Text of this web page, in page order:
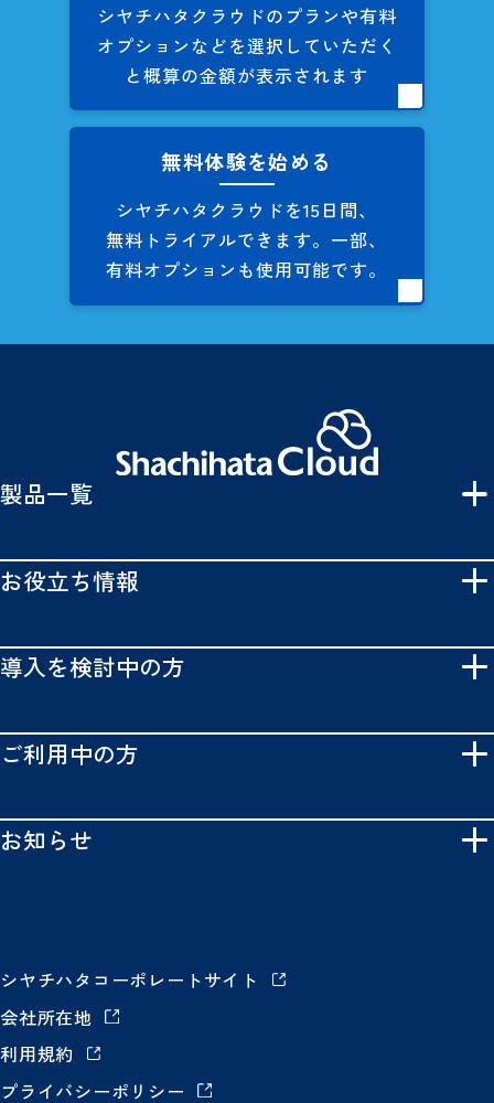
シヤチハタクラウドのプランや有料
オプションなどを選択していただく
と概算の金額が表示されます
無料体験を始める
シヤチハタクラウドを15日間、
無料トライアルできます。 一部、
有料オプションも使用可能です。
製品一覧
お役立ち情報
導入を検討中の方
ご利用中の方
お知らせ
シヤチハタコーポレートサイト
会社所在地
利用規約
プライバシーポリシー